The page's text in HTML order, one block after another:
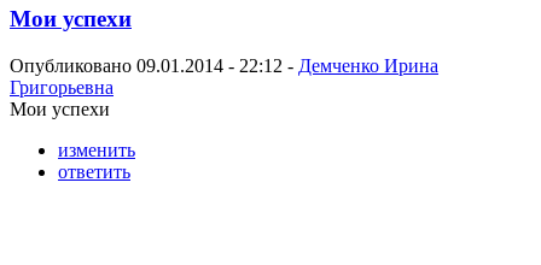
Мои успехи
Опубликовано 09.01.2014 - 22:12 - Демченко Ирина
Григорьевна
Мои успехи
изменить
ответить